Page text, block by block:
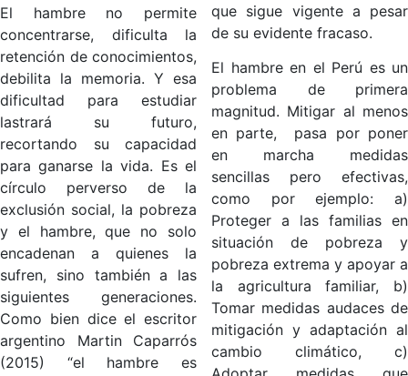
El hambre no permite
concentrarse, dificulta la
retención de conocimientos,
debilita la memoria. Y esa
dificultad para estudiar
lastrará su futuro,
recortando su capacidad
para ganarse la vida. Es el
círculo perverso de la
exclusión social, la pobreza
y el hambre, que no solo
encadenan a quienes la
sufren, sino también a las
siguientes generaciones.
Como bien dice el escritor
argentino Martin Caparrós
(2015) “el hambre es
que sigue vigente a pesar
de su evidente fracaso.
El hambre en el Perú es un
problema de primera
magnitud. Mitigar al menos
en parte, pasa por poner
en marcha medidas
sencillas pero efectivas,
como por ejemplo: a)
Proteger a las familias en
situación de pobreza y
pobreza extrema y apoyar a
la agricultura familiar, b)
Tomar medidas audaces de
mitigación y adaptación al
cambio climático, c)